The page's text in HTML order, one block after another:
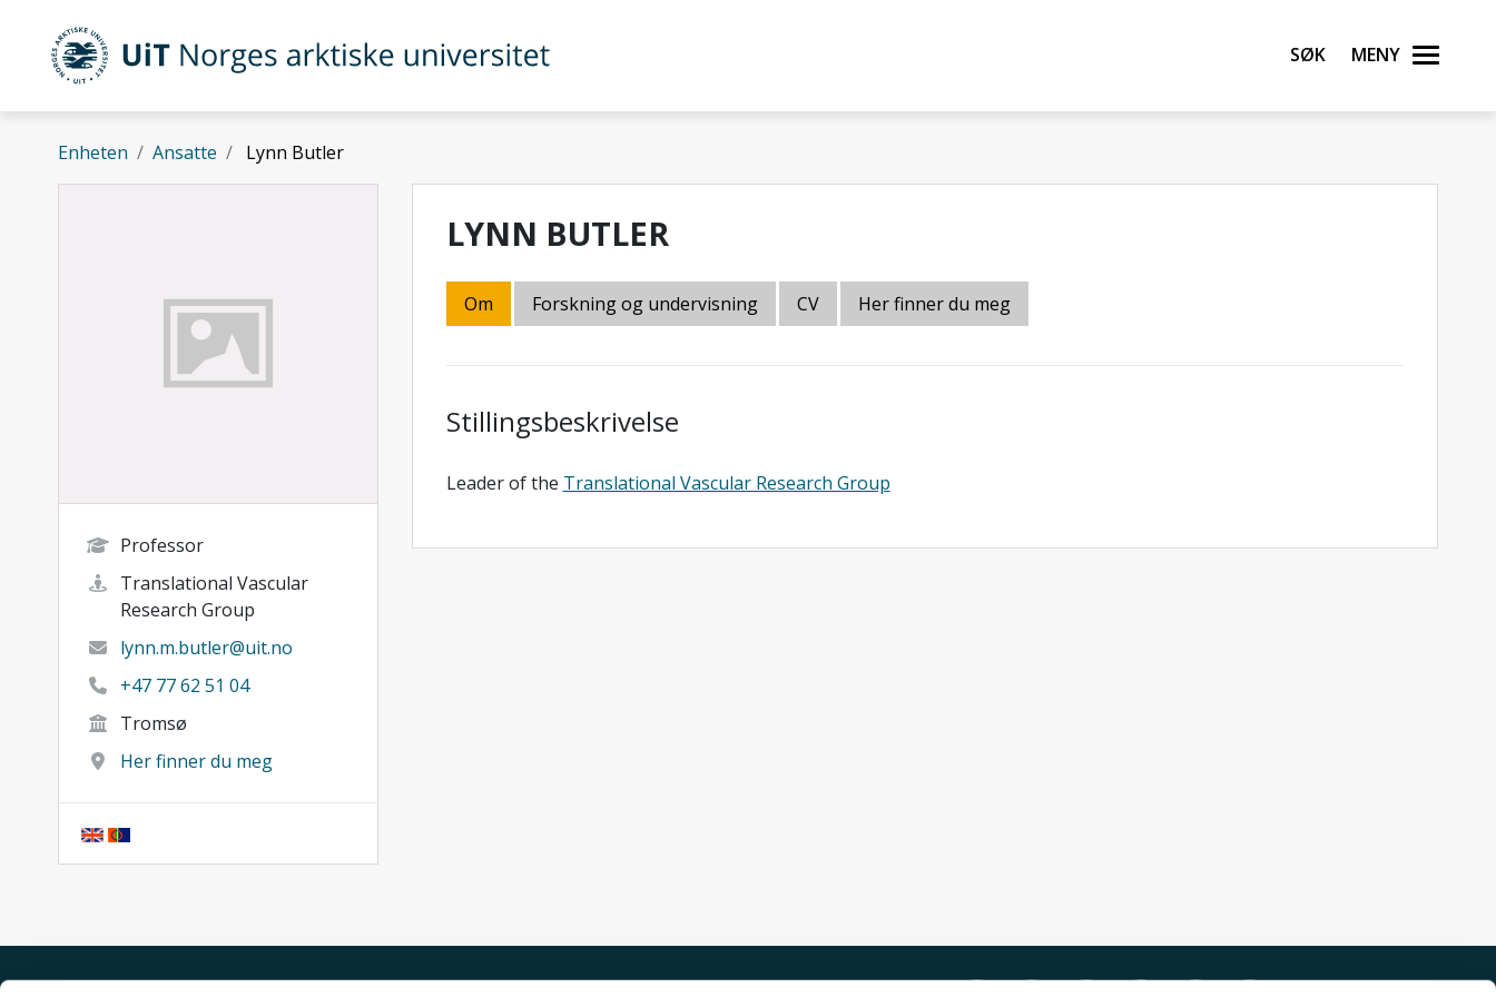
Gå til hovedinnhold
UiT Norges arktiske universitet Søk Meny
Enheten Ansatte Lynn Butler
Professor
Translational Vascular
Research Group
lynn.m.butler@uit.no
+47 77 62 51 04
Tromsø
Her finner du meg
LYNN BUTLER
Om Forskning og undervisning CV Her finner du meg
Stillingsbeskrivelse
Leader of the Translational Vascular Research Group